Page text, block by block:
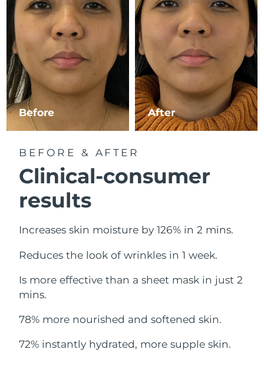
Before After
BEFORE & AFTER
Clinical-consumer
results
Increases skin moisture by 126% in 2 mins.
Reduces the look of wrinkles in 1 week.
Is more effective than a sheet mask in just 2
mins.
78% more nourished and softened skin.
72% instantly hydrated, more supple skin.
Mexiko Erwartete Lieferung 8/14/26
Monaco Erwartete Lieferung
Niederlande Erwartete Lieferung 8/10/26
Neuseeland Erwartete Lieferung 8/10/26
Norwegen Erwartete Lieferung8/10/26
Oman
Philippinen Erwartete Lieferung
Katar
Réunion Erwartete Lieferung 8/15/26
Erwartete Lieferung